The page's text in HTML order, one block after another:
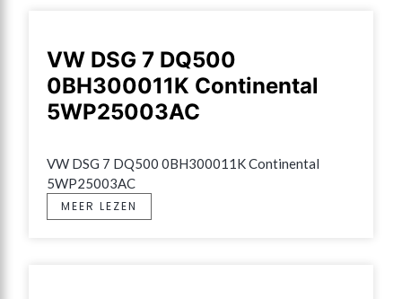
VW DSG 7 DQ500
0BH300011K Continental
5WP25003AC
VW DSG 7 DQ500 0BH300011K Continental
5WP25003AC
MEER LEZEN